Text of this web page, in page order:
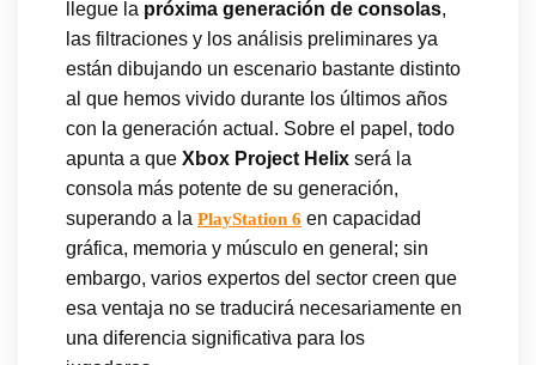
llegue la próxima generación de consolas,
las filtraciones y los análisis preliminares ya
están dibujando un escenario bastante distinto
al que hemos vivido durante los últimos años
con la generación actual. Sobre el papel, todo
apunta a que Xbox Project Helix será la
consola más potente de su generación,
superando a la PlayStation 6 en capacidad
gráfica, memoria y músculo en general; sin
embargo, varios expertos del sector creen que
esa ventaja no se traducirá necesariamente en
una diferencia significativa para los